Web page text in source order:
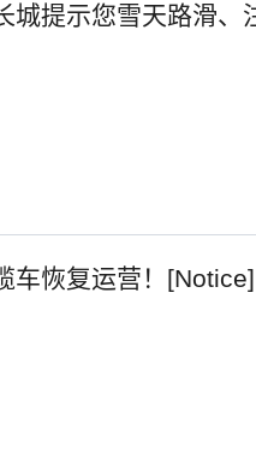
城提示您雪天路滑、
车恢复运营！